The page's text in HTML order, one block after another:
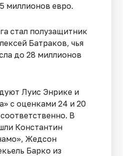
миллионов евро.
стал полузащитник
Батраков, чья
до 28 миллионов
Луис Энрике и
с оценками 24 и 20
В
Константин
Жедсон
Барко из